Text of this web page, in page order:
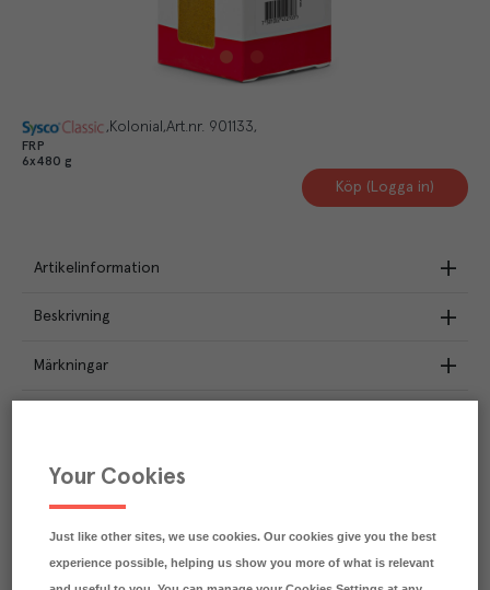
Kolonial Art.nr. 901133
FRP
6x480 g
Köp (Logga in)
Artikelinformation
Beskrivning
Märkningar
Klimatavtryck
utsläppen av 2.9 kg koldioxid.
Läs mer om hur vi beräknar klimatavtryck
Your Cookies
Just like other sites, we use cookies. Our cookies give you the best
experience possible, helping us show you more of what is relevant